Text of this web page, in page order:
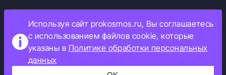
Политика обработки персональных данных
Как мы используем cookie
Информация об ограничениях
Используя сайт prokosmos.ru, Вы соглашаетесь
с использованием файлов cookie, которые
указаны в Политике обработки персональных
данных